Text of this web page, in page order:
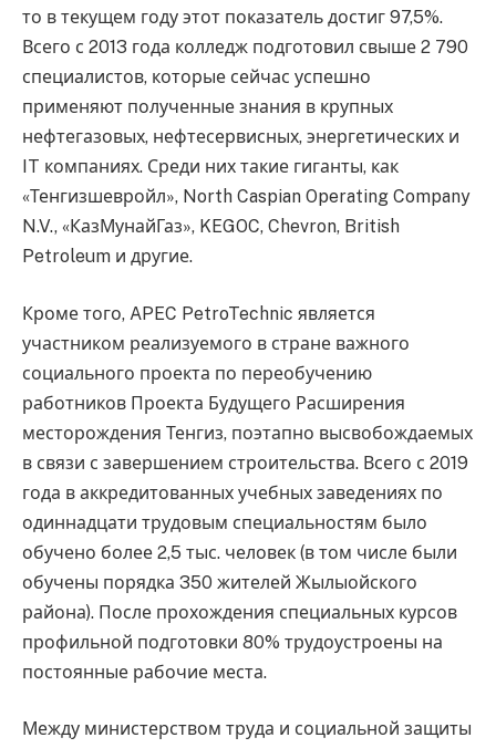
то в текущем году этот показатель достиг 97,5%.
Всего с 2013 года колледж подготовил свыше 2 790
специалистов, которые сейчас успешно
применяют полученные знания в крупных
нефтегазовых, нефтесервисных, энергетических и
IT компаниях. Среди них такие гиганты, как
«Тенгизшевройл», North Caspian Operating Company
N.V., «КазМунайГаз», KEGOC, Chevron, British
Petroleum и другие.
Кроме того, APEC PetroTechnic является
участником реализуемого в стране важного
социального проекта по переобучению
работников Проекта Будущего Расширения
месторождения Тенгиз, поэтапно высвобождаемых
в связи с завершением строительства. Всего с 2019
года в аккредитованных учебных заведениях по
одиннадцати трудовым специальностям было
обучено более 2,5 тыс. человек (в том числе были
обучены порядка 350 жителей Жылыойского
района). После прохождения специальных курсов
профильной подготовки 80% трудоустроены на
постоянные рабочие места.
Между министерством труда и социальной защиты